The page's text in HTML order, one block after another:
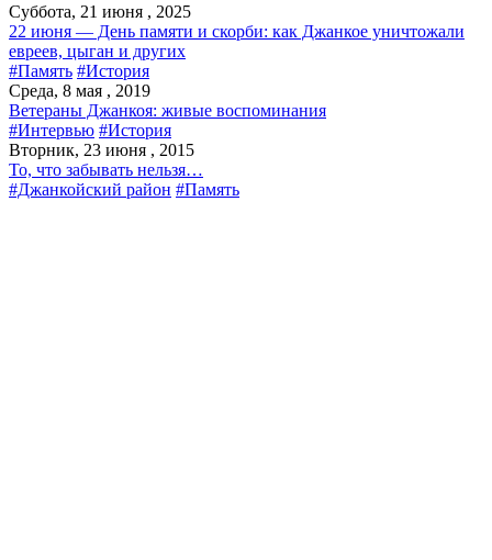
Суббота, 21 июня , 2025
22 июня — День памяти и скорби: как Джанкое уничтожали
евреев, цыган и других
#Память #История
Среда, 8 мая , 2019
Ветераны Джанкоя: живые воспоминания
#Интервью #История
Вторник, 23 июня , 2015
То, что забывать нельзя…
#Джанкойский район #Память